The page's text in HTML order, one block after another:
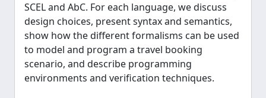
SCEL and AbC. For each language, we discuss
design choices, present syntax and semantics,
show how the different formalisms can be used
to model and program a travel booking
scenario, and describe programming
environments and verification techniques.